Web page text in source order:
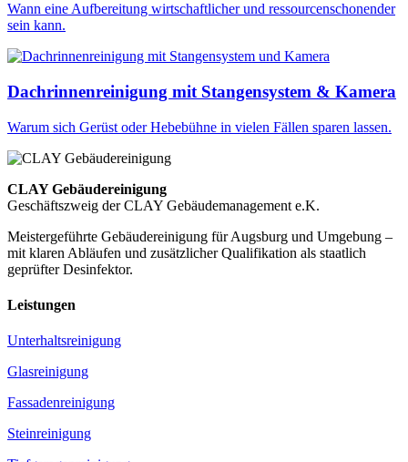
Wann eine Aufbereitung wirtschaftlicher und ressourcenschonender
sein kann.
Dachrinnenreinigung mit Stangensystem & Kamera
Warum sich Gerüst oder Hebebühne in vielen Fällen sparen lassen.
CLAY Gebäudereinigung
Geschäftszweig der CLAY Gebäudemanagement e.K.
Meistergeführte Gebäudereinigung für Augsburg und Umgebung –
mit klaren Abläufen und zusätzlicher Qualifikation als staatlich
geprüfter Desinfektor.
Leistungen
Unterhaltsreinigung
Glasreinigung
Fassadenreinigung
Steinreinigung